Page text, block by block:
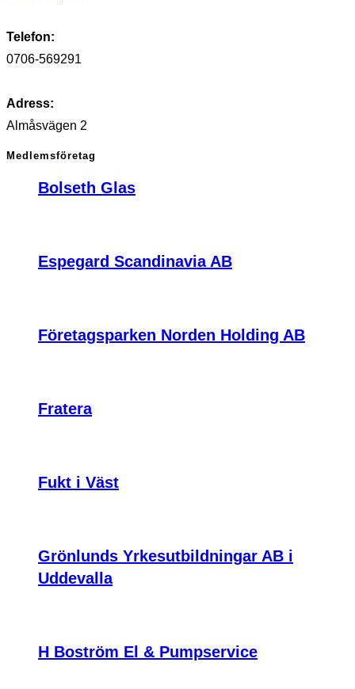
Telefon:
0706-569291
Adress:
Almåsvägen 2
Medlemsföretag
Bolseth Glas
Espegard Scandinavia AB
Företagsparken Norden Holding AB
Fratera
Fukt i Väst
Grönlunds Yrkesutbildningar AB i
Uddevalla
H Boström El & Pumpservice